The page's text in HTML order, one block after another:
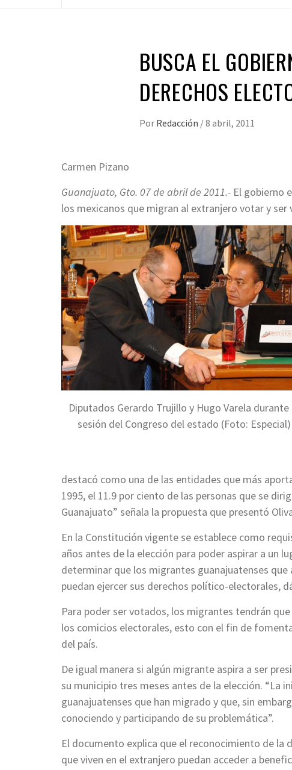
BUSCA EL
DERECHOS
Por Redacción /8 abril, 2011
Carmen Pizano
Guanajuato, Gto. 07 de abril de 2011.- El gobierno
los mexicanos que migran al extranjero votar y ser
Diputados Gerardo Trujillo y Hugo Varela durante
sesión del Congreso del estado (Foto: Especial)
destacó como una de las entidades que más
1995, el 11.9 por ciento de las personas que se
Guanajuato” señala la propuesta que presentó
En la Constitución vigente se establece como
años antes de la elección para poder aspirar a un
determinar que los migrantes guanajuatenses que
puedan ejercer sus derechos político-electorales,
Para poder ser votados, los migrantes tendrán
los comicios electorales, esto con el fin de
del país.
De igual manera si algún migrante aspira a ser
su municipio tres meses antes de la elección. “La
guanajuatenses que han migrado y que, sin
conociendo y participando de su problemática”.
El documento explica que el reconocimiento de la
que viven en el extranjero puedan acceder a